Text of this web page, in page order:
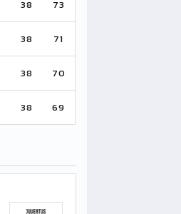
38 73
38 71
38 70
38 69